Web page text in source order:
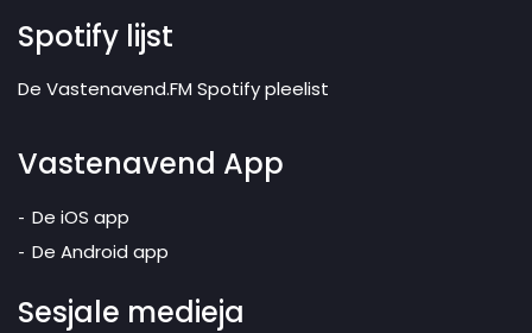
Spotify lijst
De Vastenavend.FM Spotify pleelist
Vastenavend App
De iOS app
De Android app
Sesjale medieja